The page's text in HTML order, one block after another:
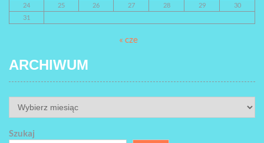
24
25 26 27 28 29
30
31
« cze
ARCHIWUM
ARCHIWUM
Szukaj